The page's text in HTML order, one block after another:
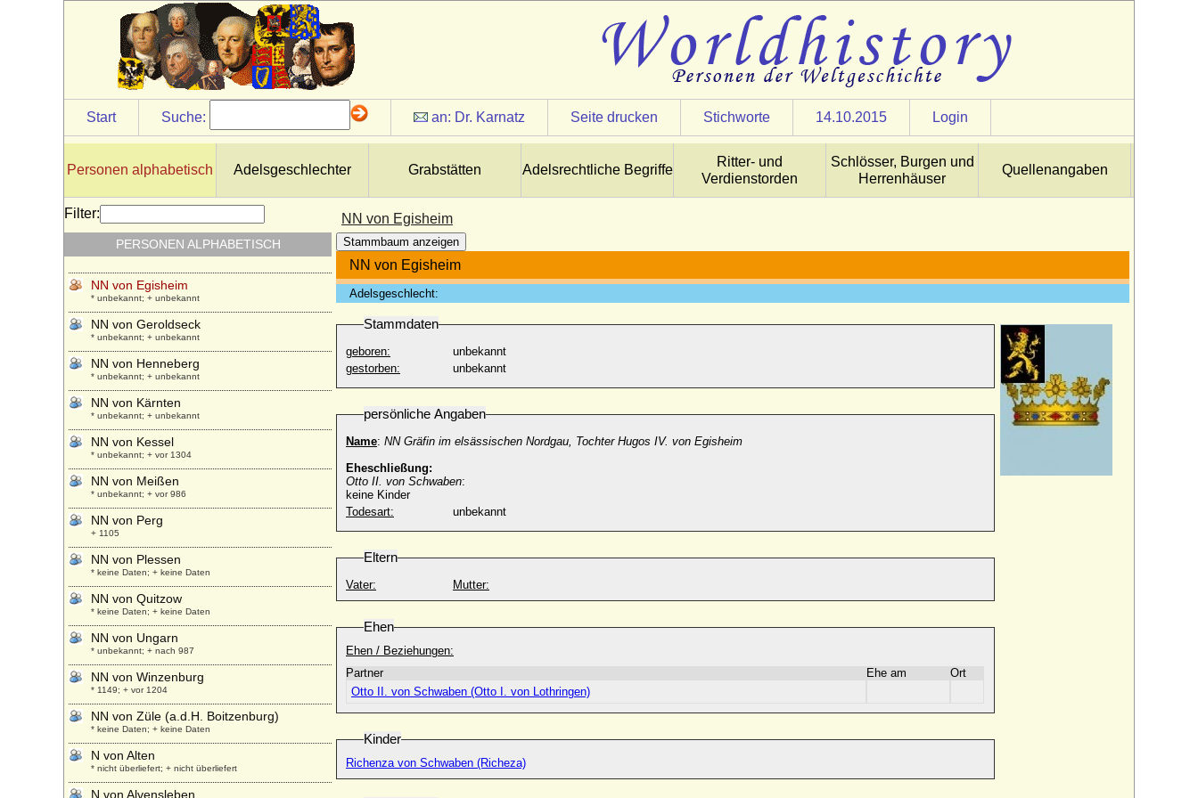
Start Suche: an: Dr. Karnatz Seite drucken Stichworte 14.10.2015 Login
Personen alphabetisch Adelsgeschlechter Grabstätten Adelsrechtliche Begriffe
Ritter- und
Verdienstorden
Schlösser, Burgen und
Herrenhäuser
Quellenangaben
NN von Egisheim
Stammbaum anzeigen
NN von Egisheim
Adelsgeschlecht:
Stammdaten
geboren:
unbekannt
gestorben:
unbekannt
persönliche Angaben
Name: NN Gräfin im elsässischen Nordgau, Tochter Hugos IV. von Egisheim
Eheschließung:
Otto II. von Schwaben:
keine Kinder
Todesart:
unbekannt
Eltern
Vater: Mutter:
Ehen
Ehen / Beziehungen:
Partner
Ehe am
Ort
Otto II. von Schwaben (Otto I. von Lothringen)
Kinder
Richenza von Schwaben (Richeza)
Filter:
PERSONEN ALPHABETISCH
NN Gemahlin von Giselbert von
Luxemburg
* unbekannt; + unbekannt
NN Gemahlin von Gunzelin von
Kuckenburg
* unbekannt; + unbekannt
NN Gemahlin von Rütger von Cleve
NN Gemahlin von Wilhelm I. von Jülich
* unbekannt; + unbekannt
NN Gräfin von Berg
* unbekannt; + unbekannt
NN von Bülow
* keine Daten; + keine Daten
NN von Egisheim
* unbekannt; + unbekannt
NN von Geroldseck
* unbekannt; + unbekannt
NN von Henneberg
* unbekannt; + unbekannt
NN von Kärnten
* unbekannt; + unbekannt
NN von Kessel
* unbekannt; + vor 1304
NN von Meißen
* unbekannt; + vor 986
NN von Perg
+ 1105
NN von Plessen
* keine Daten; + keine Daten
NN von Quitzow
* keine Daten; + keine Daten
NN von Ungarn
* unbekannt; + nach 987
NN von Winzenburg
* 1149; + vor 1204
NN von Züle (a.d.H. Boitzenburg)
* keine Daten; + keine Daten
N von Alten
* nicht überliefert; + nicht überliefert
N von Alvensleben